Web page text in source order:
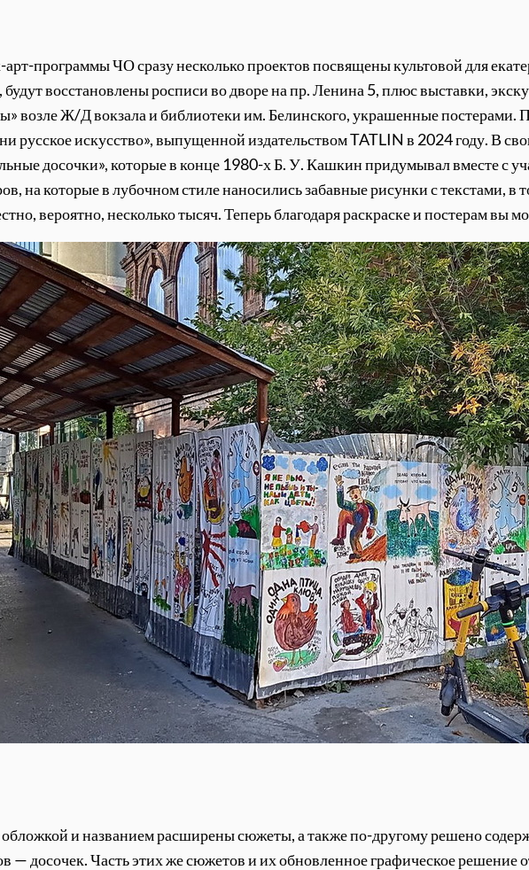
программы ЧО сразу несколько проектов посвящены культовой для
восстановлены росписи во дворе на пр. Ленина 5, плюс выставки,
возле Ж/Д вокзала и библиотеки им. Белинского, украшенные
русское искусство», выпущенной издательством TATLIN в 2024 году. В
досочки», которые в конце 1980-х Б. У. Кашкин придумывал вместе с
на которые в лубочном стиле наносились забавные рисунки с текстами, в
вероятно, несколько тысяч. Теперь благодаря раскраске и постерам вы
и названием расширены сюжеты, а также по-другому решено
— досочек. Часть этих же сюжетов и их обновленное графическое